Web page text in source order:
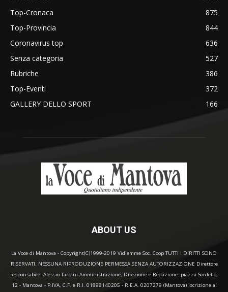
Top-Cronaca
875
Top-Provincia
844
Coronavirus top
636
Senza categoria
527
Rubriche
386
Top-Eventi
372
GALLERY DELLO SPORT
166
ABOUT US
La Voce di Mantova - Copyright(C)1999-2019 Vidiemme Soc. Coop TUTTI I DIRITTI SONO
RISERVATI. NESSUNA RIPRODUZIONE PERMESSA SENZA AUTORIZZAZIONE Direttore
responsabile: Alessio Tarpini Amministrazione, Direzione e Redazione: piazza Sordello,
12 - Mantova - P.IVA, C.F. e R.I. 01898140205 - R.E.A. 0207279 (Mantova) iscrizione al